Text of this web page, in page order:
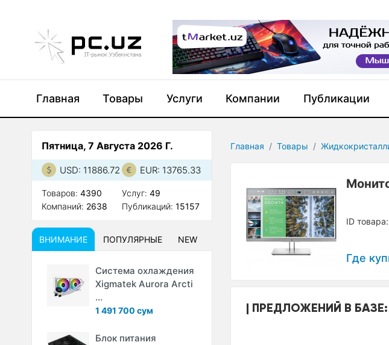
Главная Товары Услуги Компании Публикации
Главная Товары
ID
Где
ПРЕДЛОЖЕНИЙ В
Пятница, 7 Августа 2026 Г.
USD: 11886.72 EUR: 13765.33
Товаров: 4390
Компаний: 2638
Услуг:49
Публикаций:15157
ВНИМАНИЕ ПОПУЛЯРНЫЕ NEW
Система охлаждения
Xigmatek Aurora Arcti
...
1 491 700 сум
Блок питания